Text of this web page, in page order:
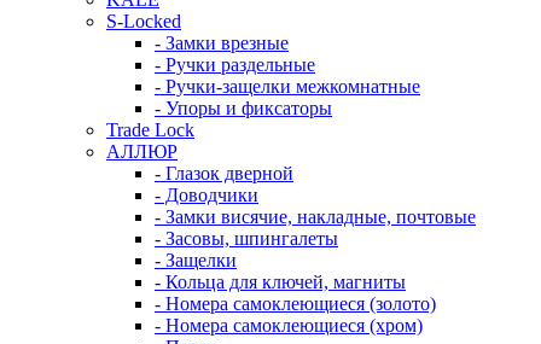
S-Locked
- Замки врезные
- Ручки раздельные
- Ручки-защелки межкомнатные
- Упоры и фиксаторы
Trade Lock
АЛЛЮР
- Глазок дверной
- Доводчики
- Замки висячие, накладные, почтовые
- Засовы, шпингалеты
- Защелки
- Кольца для ключей, магниты
- Номера самоклеющиеся (золото)
- Номера самоклеющиеся (хром)